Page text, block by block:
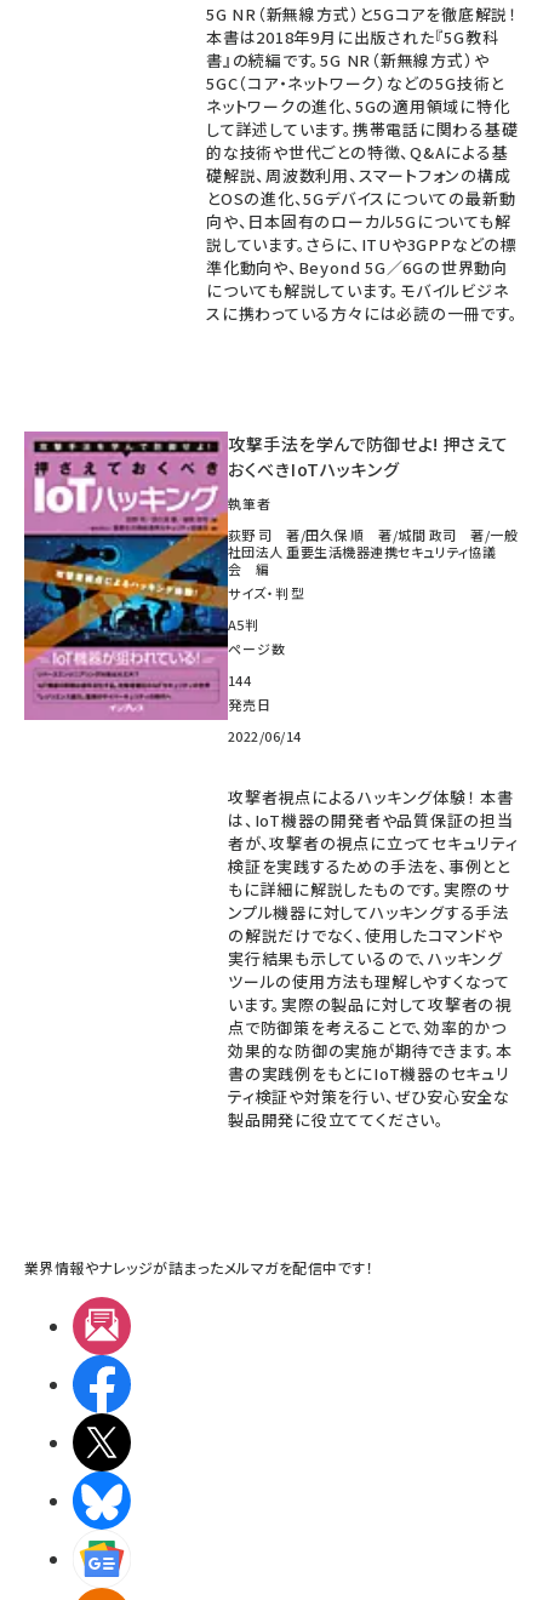
5G NR（新無線方式）と5Gコアを徹底解説！
本書は2018年9月に出版された『5G教科
書』の続編です。5G NR（新無線方式）や
5GC（コア・ネットワーク）などの5G技術と
ネットワークの進化、5Gの適用領域に特化
して詳述しています。携帯電話に関わる基礎
的な技術や世代ごとの特徴、Q&Aによる基
礎解説、周波数利用、スマートフォンの構成
とOSの進化、5Gデバイスについての最新動
向や、日本固有のローカル5Gについても解
説しています。さらに、ITUや3GPPなどの標
準化動向や、Beyond 5G／6Gの世界動向
についても解説しています。モバイルビジネ
スに携わっている方々には必読の一冊です。
攻撃手法を学んで防御せよ! 押さえて
おくべきIoTハッキング
執筆者
荻野 司 著/田久保 順 著/城間 政司 著/一般
社団法人 重要生活機器連携セキュリティ協議
会 編
サイズ・判型
A5判
ページ数
144
発売日
2022/06/14
攻撃者視点によるハッキング体験！ 本書
は、IoT機器の開発者や品質保証の担当
者が、攻撃者の視点に立ってセキュリティ
検証を実践するための手法を、事例とと
もに詳細に解説したものです。実際のサ
ンプル機器に対してハッキングする手法
の解説だけでなく、使用したコマンドや
実行結果も示しているので、ハッキング
ツールの使用方法も理解しやすくなって
います。実際の製品に対して攻撃者の視
点で防御策を考えることで、効率的かつ
効果的な防御の実施が期待できます。本
書の実践例をもとにIoT機器のセキュリ
ティ検証や対策を行い、ぜひ安心安全な
製品開発に役立ててください。
業界情報やナレッジが詰まったメルマガを配信中です！